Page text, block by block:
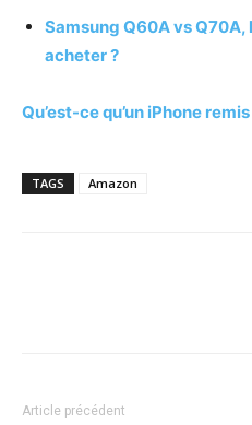
Samsung Q60A vs
acheter ?
Qu’est-ce qu’un iPhone
TAGS Amazon
Article précédent